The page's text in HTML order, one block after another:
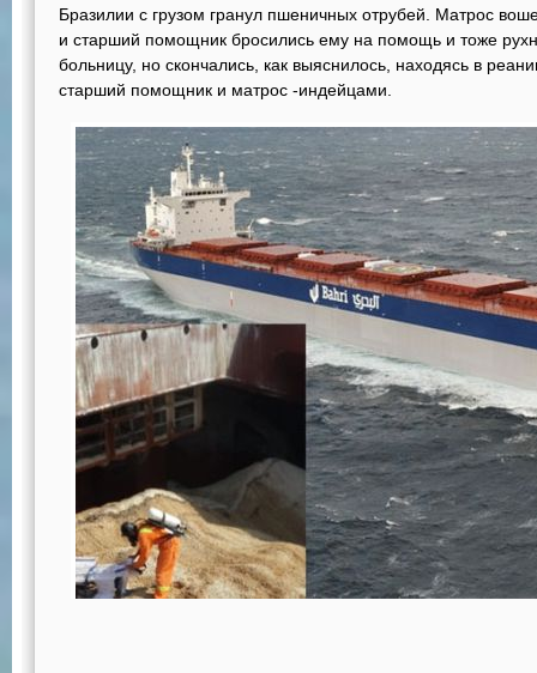
Бразилии с грузом гранул пшеничных отрубей. Матрос
и старший помощник бросились ему на помощь и тоже
больницу, но скончались, как выяснилось, находясь в
старший помощник и матрос -индейцами.